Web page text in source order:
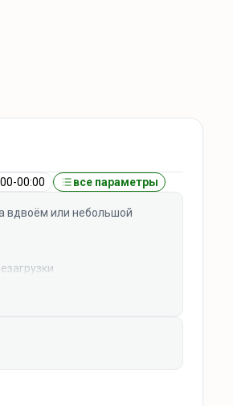
00:00 все параметры
вдвоём или небольшой
Парка
Вежи в городе Каменец. Это
волшебным